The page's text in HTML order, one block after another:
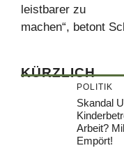
leistbarer zu
machen“, betont
KÜRZLICH
POLITIK
Skandal
Arbeit?
Empört!